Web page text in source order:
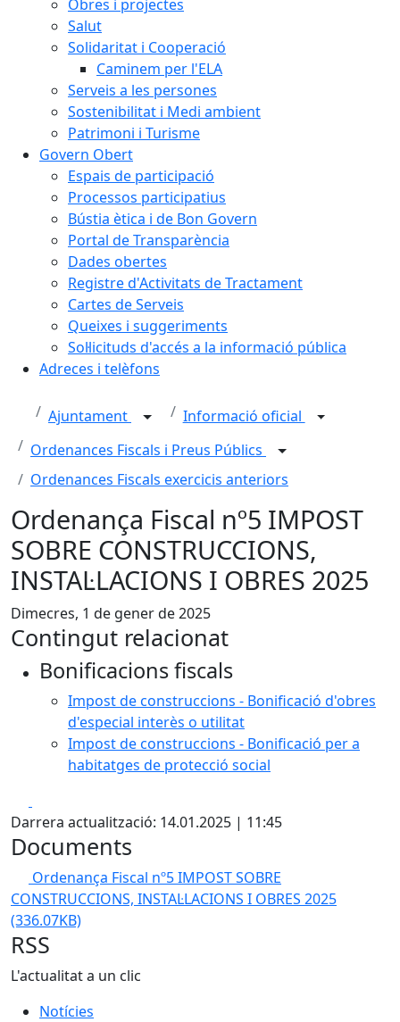
Obres i projectes
Salut
Solidaritat i Cooperació
Caminem per l'ELA
Serveis a les persones
Sostenibilitat i Medi ambient
Patrimoni i Turisme
Govern Obert
Espais de participació
Processos participatius
Bústia ètica i de Bon Govern
Portal de Transparència
Dades obertes
Registre d'Activitats de Tractament
Cartes de Serveis
Queixes i suggeriments
Sol·licituds d'accés a la informació pública
Adreces i telèfons
Ajuntament
Informació oficial
Ordenances Fiscals i Preus Públics
Ordenances Fiscals exercicis anteriors
Ordenança Fiscal nº5 IMPOST
SOBRE CONSTRUCCIONS,
INSTAL·LACIONS I OBRES 2025
Dimecres, 1 de gener de 2025
Contingut relacionat
Bonificacions fiscals
Impost de construccions - Bonificació d'obres
d'especial interès o utilitat
Impost de construccions - Bonificació per a
habitatges de protecció social
Darrera actualització: 14.01.2025 | 11:45
Documents
Ordenança Fiscal nº5 IMPOST SOBRE
CONSTRUCCIONS, INSTAL·LACIONS I OBRES 2025
(336.07KB)
RSS
L'actualitat a un clic
Notícies